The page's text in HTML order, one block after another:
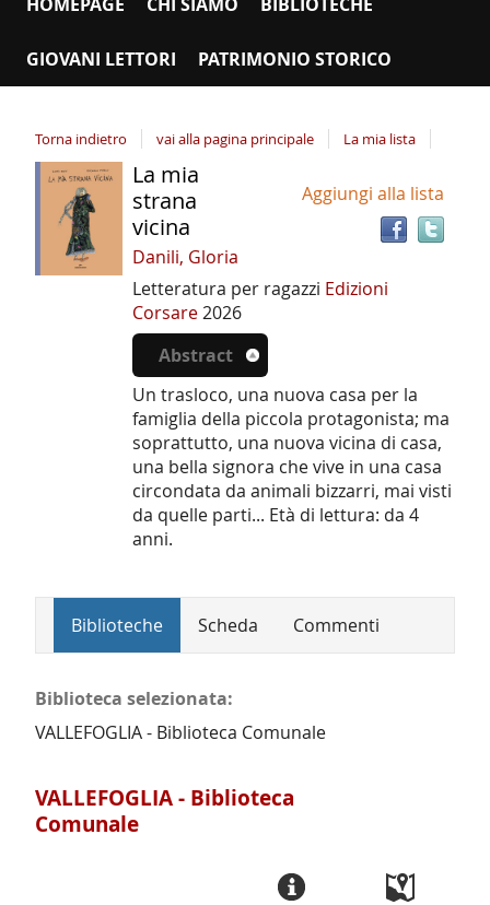
GIOVANI LETTORI PATRIMONIO STORICO
Torna indietro vai alla pagina principale La mia lista
Dettaglio
del
documento
Aggiungi alla lista
La mia
strana
vicina
Danili, Gloria
Letteratura per ragazzi Edizioni
Corsare2026
Abstract
Un trasloco, una nuova casa per la
famiglia della piccola protagonista; ma
soprattutto, una nuova vicina di casa,
una bella signora che vive in una casa
circondata da animali bizzarri, mai visti
da quelle parti... Età di lettura: da 4
anni.
Biblioteche Scheda Commenti
Biblioteca selezionata:
VALLEFOGLIA - Biblioteca Comunale
VALLEFOGLIA - Biblioteca
Comunale